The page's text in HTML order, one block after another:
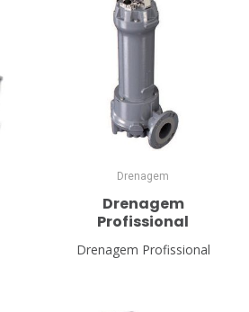
Drenagem
Drenagem
Profissional
Drenagem Profissional